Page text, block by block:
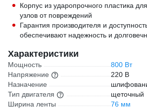
Корпус из ударопрочного пластика
узлов от повреждений
Гарантия производителя и
обеспечивают надежность и
Характеристики
Мощность
800 Вт
Напряжение
220 В
Назначение
Тип двигателя
щеточный
Ширина ленты
76 мм